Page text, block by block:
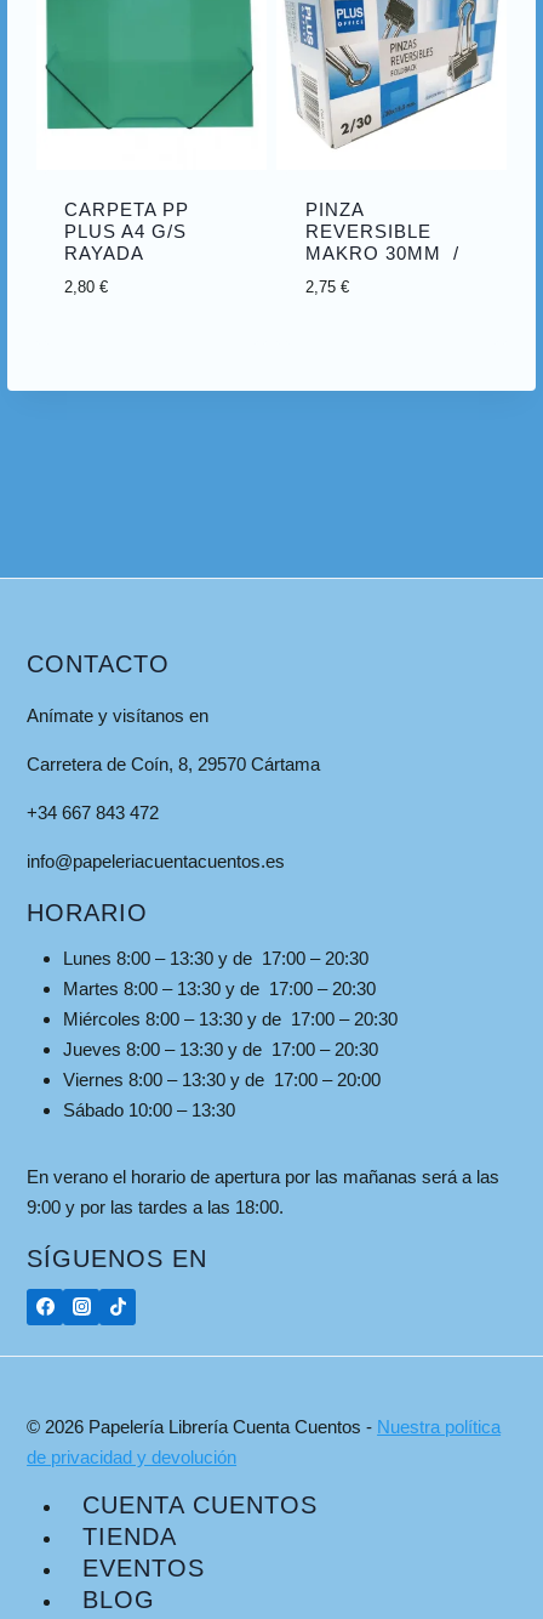
CARPETA PP
PLUS A4 G/S
RAYADA
2,80€
PINZA
REVERSIBLE
MAKRO 30MM /
2,75 €
CONTACTO
Anímate y visítanos en
Carretera de Coín, 8, 29570 Cártama
+34 667 843 472
info@papeleriacuentacuentos.es
HORARIO
Lunes 8:00 – 13:30 y de 17:00 – 20:30
Martes 8:00 – 13:30 y de 17:00 – 20:30
Miércoles 8:00 – 13:30 y de 17:00 – 20:30
Jueves 8:00 – 13:30 y de 17:00 – 20:30
Viernes 8:00 – 13:30 y de 17:00 – 20:00
Sábado 10:00 – 13:30
En verano el horario de apertura por las mañanas será a las
9:00 y por las tardes a las 18:00.
SÍGUENOS EN
© 2026 Papelería Librería Cuenta Cuentos - Nuestra política
de privacidad y devolución
CUENTA CUENTOS
TIENDA
EVENTOS
BLOG